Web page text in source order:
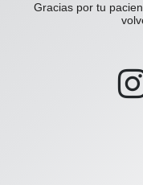
Gracias por tu